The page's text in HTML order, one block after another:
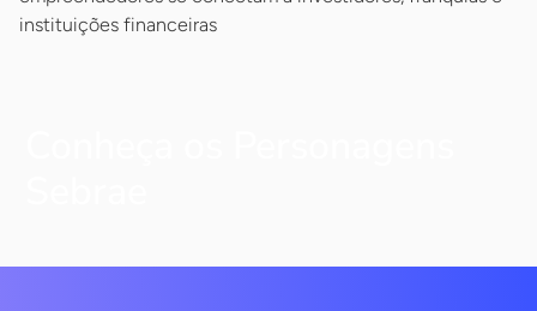
instituições financeiras